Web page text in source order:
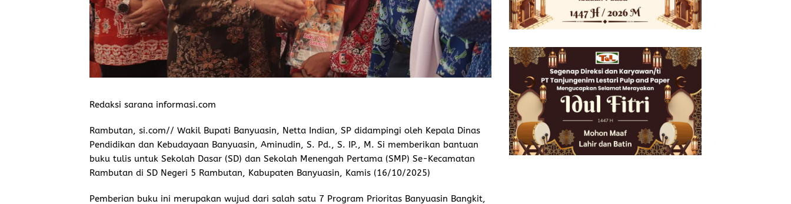
Redaksi sarana informasi.com
Rambutan, si.com// Wakil Bupati Banyuasin, Netta Indian, SP didampingi oleh Kepala Dinas
Pendidikan dan Kebudayaan Banyuasin, Aminudin, S. Pd., S. IP., M. Si memberikan bantuan
buku tulis untuk Sekolah Dasar (SD) dan Sekolah Menengah Pertama (SMP) Se-Kecamatan
Rambutan di SD Negeri 5 Rambutan, Kabupaten Banyuasin, Kamis (16/10/2025)
Pemberian buku ini merupakan wujud dari salah satu 7 Program Prioritas Banyuasin Bangkit,